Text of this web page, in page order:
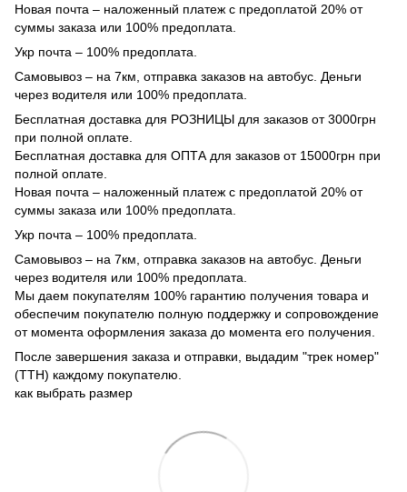
Новая почта – наложенный платеж с предоплатой 20% от
суммы заказа или 100% предоплата.
Укр почта – 100% предоплата.
Самовывоз – на 7км, отправка заказов на автобус. Деньги
через водителя или 100% предоплата.
Бесплатная доставка для РОЗНИЦЫ для заказов от 3000грн
при полной оплате.
Бесплатная доставка для ОПТА для заказов от 15000грн при
полной оплате.
Новая почта – наложенный платеж с предоплатой 20% от
суммы заказа или 100% предоплата.
Укр почта – 100% предоплата.
Самовывоз – на 7км, отправка заказов на автобус. Деньги
через водителя или 100% предоплата.
Мы даем покупателям 100% гарантию получения товара и
обеспечим покупателю полную поддержку и сопровождение
от момента оформления заказа до момента его получения.
После завершения заказа и отправки, выдадим "трек номер"
(ТТН) каждому покупателю.
как выбрать размер